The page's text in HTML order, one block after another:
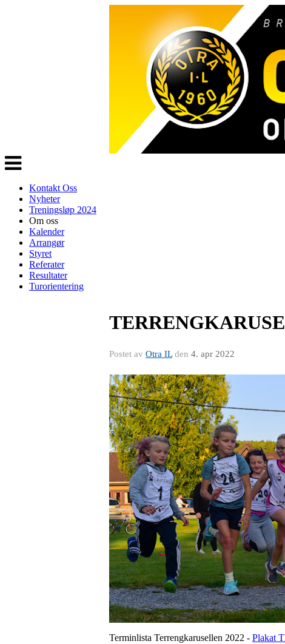
Veksle
navigasjon
Kontakt Oss
Nyheter
Treningsløp 2024
Om oss
Kalender
Arrangør
Styret
Referater
Resultater
Turorientering
Postet av Otra ILden 4. apr 2022
Terminlista Terrengkarusellen 2022 - Plakat